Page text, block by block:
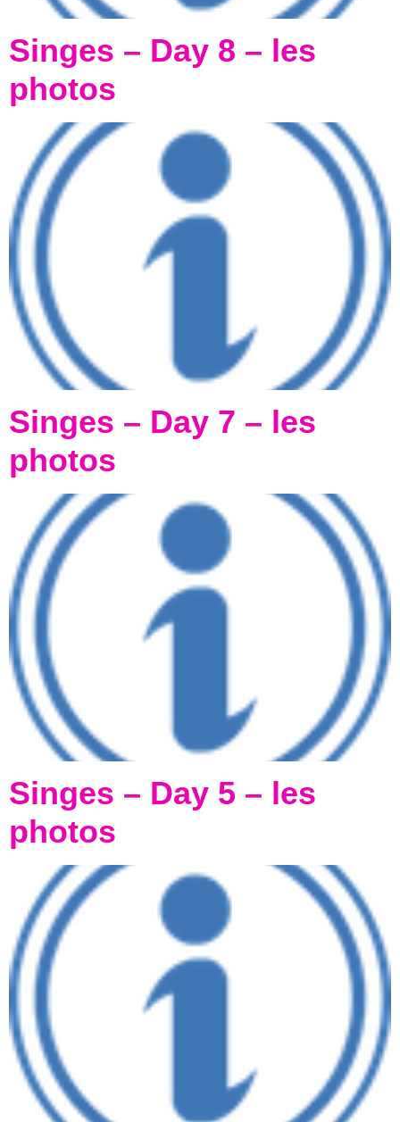
Singes – Day 8 – les
photos
Singes – Day 7 – les
photos
Singes – Day 5 – les
photos